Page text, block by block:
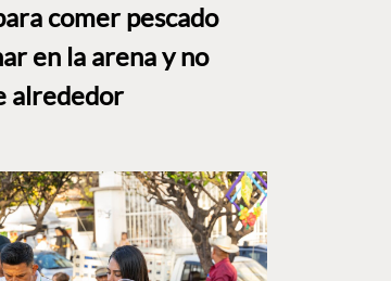
comer pescado
en la arena y no
alrededor